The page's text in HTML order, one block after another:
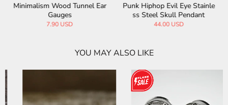
Minimalism Wood Tunnel Ear
Gauges
7.90 USD
Punk Hiphop Evil Eye Stainle
ss Steel Skull Pendant
44.00 USD
YOU MAY ALSO LIKE